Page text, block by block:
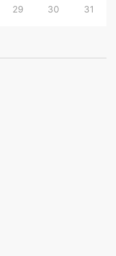
29 30 31